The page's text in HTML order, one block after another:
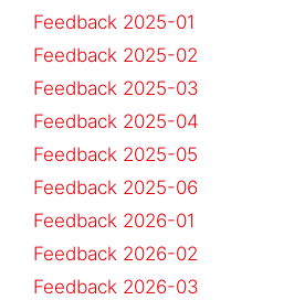
Feedback 2025-01
Feedback 2025-02
Feedback 2025-03
Feedback 2025-04
Feedback 2025-05
Feedback 2025-06
Feedback 2026-01
Feedback 2026-02
Feedback 2026-03